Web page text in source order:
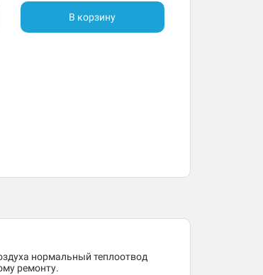
В корзину
нормальный теплоотвод
ремонту.